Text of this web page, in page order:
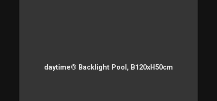
daytime® Backlight Pool, B120xH50cm